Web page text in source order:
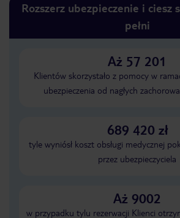
Rozszerz ubezpieczenie i ciesz
pełni
Aż 57 201
Klientów skorzystało z pomocy w
ubezpieczenia od nagłych
689 420 zł
tyle wyniósł koszt obsługi medycznej
przez ubezpieczyciela
Aż 9002
w przypadku tylu rezerwacji Klienci